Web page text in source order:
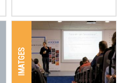
IMATGES